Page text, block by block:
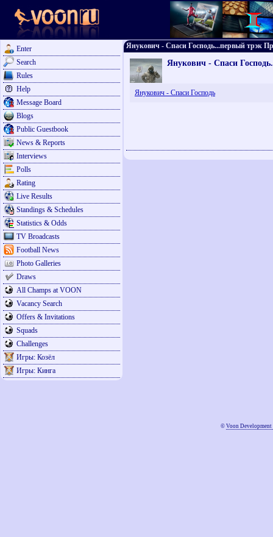
Enter
Search
Rules
Help
Message Board
Blogs
Public Guestbook
News & Reports
Interviews
Polls
Rating
Live Results
Standings & Schedules
Statistics & Odds
TV Broadcasts
Football News
Photo Galleries
Draws
All Champs at VOON
Vacancy Search
Offers & Invitations
Squads
Challenges
Игры: Козёл
Игры: Кинга
Янукович - Спаси Господь...первый трэк
Янукович - Спаси
Янукович - Спаси Господь
© Voon Development